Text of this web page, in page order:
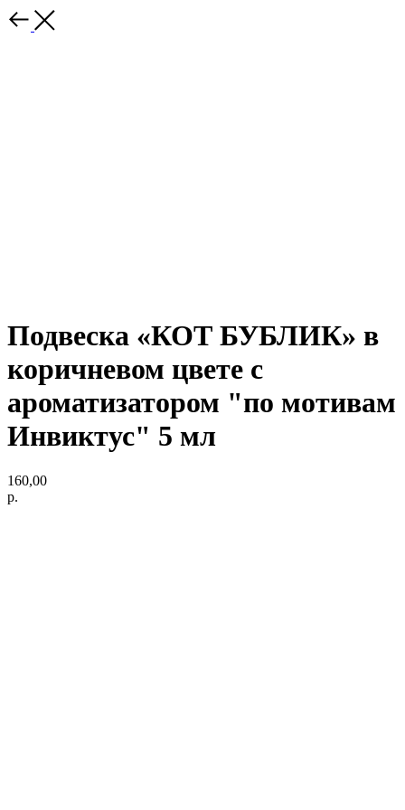
Подвеска «КОТ БУБЛИК» в
коричневом цвете с
ароматизатором "по мотивам
Инвиктус" 5 мл
160,00
р.